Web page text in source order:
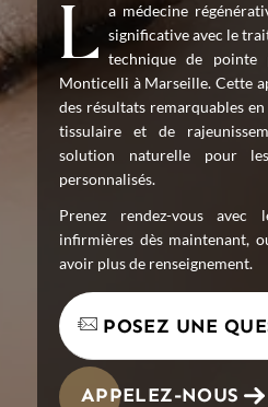
La médecine régénérative connaît une avancée significative avec le
technique de pointe
Monticelli à Marseille. Cette
des résultats remarquables
tissulaire et de
solution naturelle pour
personnalisés.
Prenez rendez-vous
infirmières dès maintenant,
avoir plus de renseignement.
POSEZ UNE
APPELEZ-NOUS